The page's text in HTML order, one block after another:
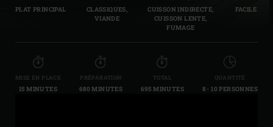
PLAT PRINCIPAL
CLASSIQUES,
VIANDE
CUISSON INDIRECTE,
CUISSON LENTE,
FUMAGE
FACILE
MISE EN PLACE
15 MINUTES
PRÉPARATION
680 MINUTES
TOTAL
695 MINUTES
QUANTITÉ
8 - 10 PERSONNES